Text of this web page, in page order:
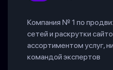
Компания № 1 по
сетей и раскрутки
ассортиментом услуг,
командой экспертов